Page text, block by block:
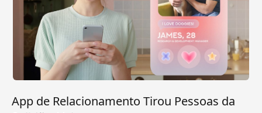
App de Relacionamento Tirou Pessoas da